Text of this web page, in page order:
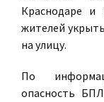
Краснодаре и
жителей
на улицу.
По
опасность